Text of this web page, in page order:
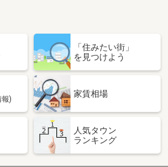
「住みたい街」
を見つけよう
報)
家賃相場
人気タウン
ランキング